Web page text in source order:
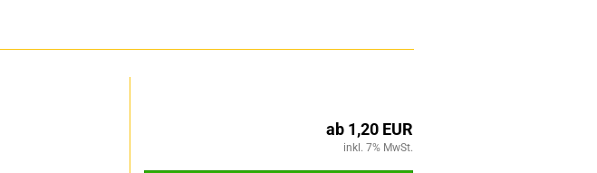
ab 1,20 EUR
inkl. 7% MwSt.